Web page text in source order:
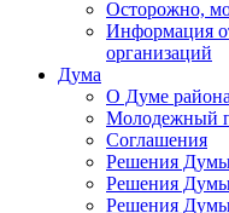
Осторожно,
Информация
организаций
Дума
О Думе района
Молодежный
Соглашения
Решения
Решения
Решения